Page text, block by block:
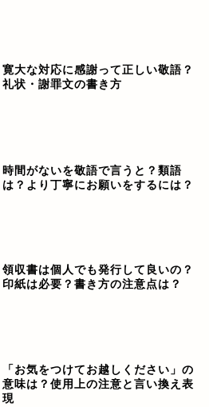
寛大な対応に感謝って正しい敬語？
礼状・謝罪文の書き方
時間がないを敬語で言うと？類語
は？より丁寧にお願いをするには？
領収書は個人でも発行して良いの？
印紙は必要？書き方の注意点は？
「お気をつけてお越しください」の
意味は？使用上の注意と言い換え表
現